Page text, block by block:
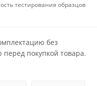
тестирования образцов
без
покупкой товара.